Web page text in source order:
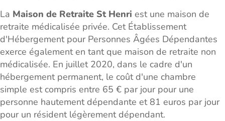
La Maison de Retraite St Henri est une maison de
retraite médicalisée privée. Cet Établissement
d'Hébergement pour Personnes Âgées Dépendantes
exerce également en tant que maison de retraite non
médicalisée. En juillet 2020, dans le cadre d'un
hébergement permanent, le coût d'une chambre
simple est compris entre 65 € par jour pour une
personne hautement dépendante et 81 euros par jour
pour un résident légèrement dépendant.